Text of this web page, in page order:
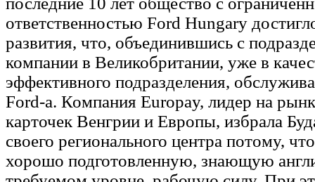
ответственностью Ford Hungary
развития, что, объединившись с
компании в Великобритании, уже в
эффективного подразделения,
Ford-а. Компания Europay, лидер на
карточек Венгрии и Европы, избрала
своего регионального центра потому,
хорошо подготовленную, знающую